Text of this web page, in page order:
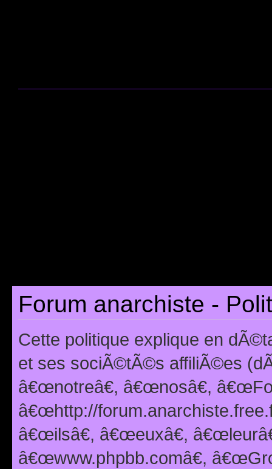
Forum anarchiste -
Cette politique explique en
et ses sociÃ©tÃ©s affiliÃ©es
â€œnotreâ€, â€œnosâ€,
â€œhttp://
â€œilsâ€, â€œeuxâ€,
â€œwww.phpbb.comâ€,